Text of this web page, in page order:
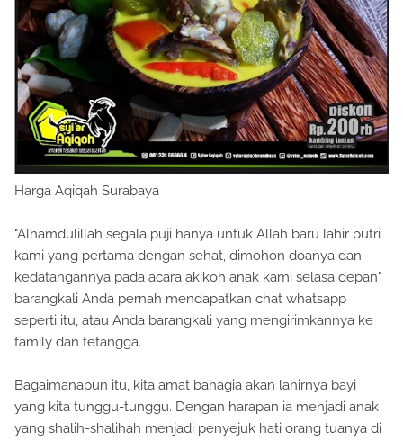
Harga Aqiqah Surabaya
"Alhamdulillah segala puji hanya untuk Allah baru lahir putri
kami yang pertama dengan sehat, dimohon doanya dan
kedatangannya pada acara akikoh anak kami selasa depan"
barangkali Anda pernah mendapatkan chat whatsapp
seperti itu, atau Anda barangkali yang mengirimkannya ke
family dan tetangga.
Bagaimanapun itu, kita amat bahagia akan lahirnya bayi
yang kita tunggu-tunggu. Dengan harapan ia menjadi anak
yang shalih-shalihah menjadi penyejuk hati orang tuanya di